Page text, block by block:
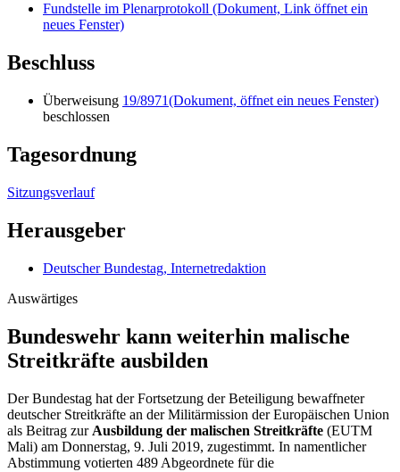
Fundstelle im Plenarprotokoll (Dokument, Link öffnet ein
neues Fenster)
Beschluss
Überweisung 19/8971(Dokument, öffnet ein neues Fenster)
beschlossen
Tagesordnung
Sitzungsverlauf
Herausgeber
Deutscher Bundestag, Internetredaktion
Auswärtiges
Bundeswehr kann weiterhin malische
Streit­kräfte ausbilden
Der Bundestag hat der Fortsetzung der Beteiligung bewaffneter
deutscher Streitkräfte an der Militärmission der Europäischen Union
als Beitrag zur Ausbildung der malischen Streitkräfte (EUTM
Mali) am Donnerstag, 9. Juli 2019, zugestimmt. In namentlicher
Abstimmung votierten 489 Abgeordnete für die